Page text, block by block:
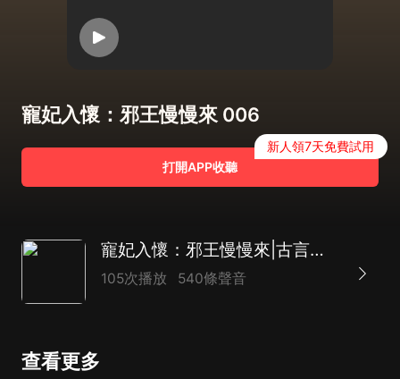
寵妃入懷：邪王慢慢來 006
打開APP收聽
新人領7天免費試用
寵妃入懷：邪王慢慢來|古言架空|全文單播
105次播放 540條聲音
查看更多